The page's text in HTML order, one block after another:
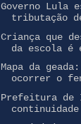
Governo Lula
tributação
Criança que
da escola é
Mapa da
ocorrer o
Prefeitura de